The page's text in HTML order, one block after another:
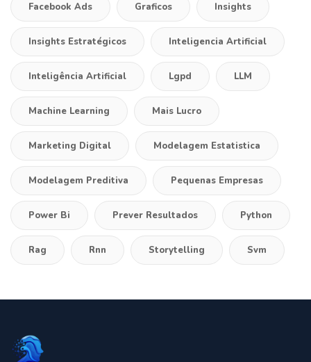
Facebook Ads Graficos Insights
Insights Estratégicos Inteligencia Artificial
Inteligência Artificial Lgpd LLM
Machine Learning Mais Lucro
Marketing Digital Modelagem Estatistica
Modelagem Preditiva Pequenas Empresas
Power Bi Prever Resultados Python
Rag Rnn Storytelling Svm